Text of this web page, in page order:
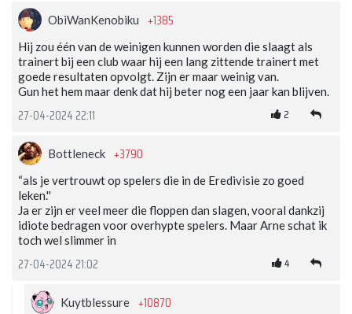
ObiWanKenobiku +1385
Hij zou één van de weinigen kunnen worden die slaagt als
trainert bij een club waar hij een lang zittende trainert met
goede resultaten opvolgt. Zijn er maar weinig van.
Gun het hem maar denk dat hij beter nog een jaar kan blijven.
27-04-2024 22:11 2
Bottleneck +3790
“als je vertrouwt op spelers die in de Eredivisie zo goed
leken.''
Ja er zijn er veel meer die floppen dan slagen, vooral dankzij
idiote bedragen voor overhypte spelers. Maar Arne schat ik
toch wel slimmer in
27-04-2024 21:02 4
Kuytblessure +10870